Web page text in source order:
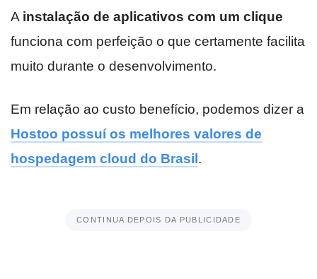
A instalação de aplicativos com um clique
funciona com perfeição o que certamente facilita
muito durante o desenvolvimento.
Em relação ao custo benefício, podemos dizer a
Hostoo possuí os melhores valores de
hospedagem cloud do Brasil.
CONTINUA DEPOIS DA PUBLICIDADE